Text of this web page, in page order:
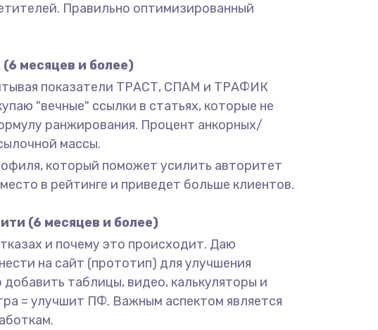
Правильно оптимизированный
месяцев и более)
показатели ТРАСТ, СПАМ и ТРАФИК
"вечные" ссылки в статьях, которые не
ранжирования. Процент анкорных/
массы.
который поможет усилить авторитет
в рейтинге и приведет больше клиентов.
(6 месяцев и более)
и почему это происходит. Даю
на сайт (прототип) для улучшения
таблицы, видео, калькуляторы и
= улучшит ПФ. Важным аспектом является